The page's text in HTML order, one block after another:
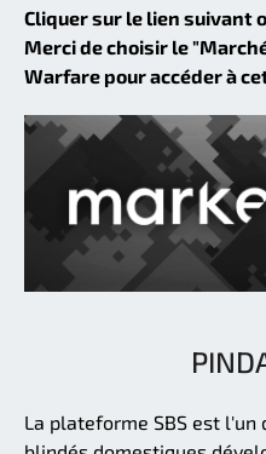
Cliquer sur le lien suivant
Merci de choisir le
Warfare pour accéder à
La plateforme SBS est